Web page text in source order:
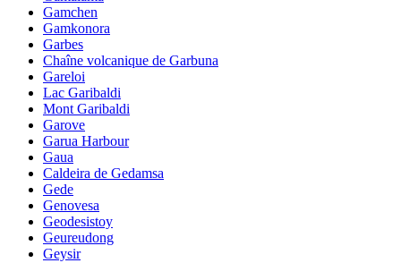
Gamchen
Gamkonora
Garbes
Chaîne volcanique de Garbuna
Gareloi
Lac Garibaldi
Mont Garibaldi
Garove
Garua Harbour
Gaua
Caldeira de Gedamsa
Gede
Genovesa
Geodesistoy
Geureudong
Geysir